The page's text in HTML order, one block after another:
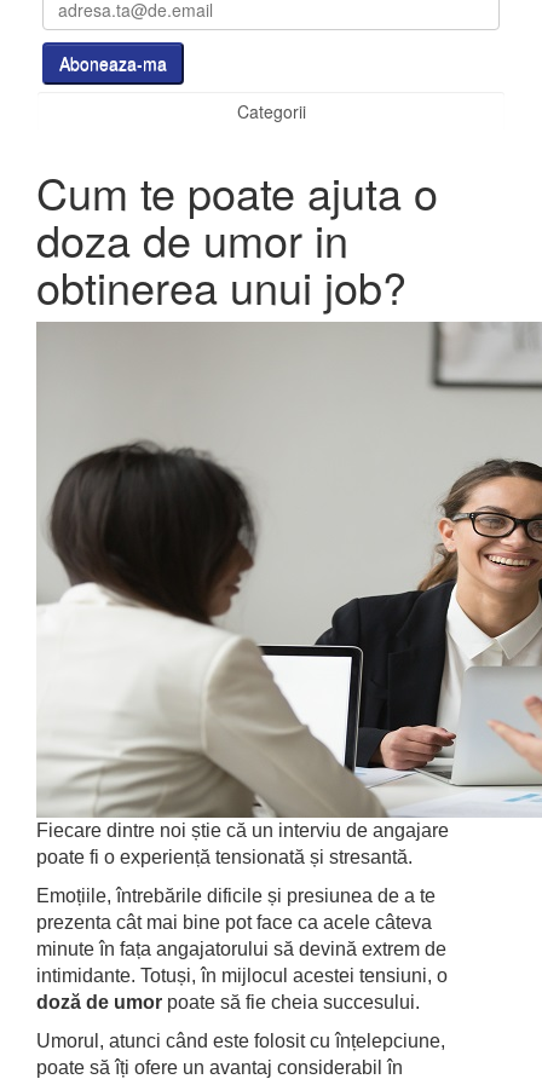
Categorii
Cum te poate ajuta o
doza de umor in
obtinerea unui job?
Fiecare dintre noi știe că un interviu de angajare
poate fi o experiență tensionată și stresantă.
Emoțiile, întrebările dificile și presiunea de a te
prezenta cât mai bine pot face ca acele câteva
minute în fața angajatorului să devină extrem de
intimidante. Totuși, în mijlocul acestei tensiuni, o
doză de umor poate să fie cheia succesului.
Umorul, atunci când este folosit cu înțelepciune,
poate să îți ofere un avantaj considerabil în